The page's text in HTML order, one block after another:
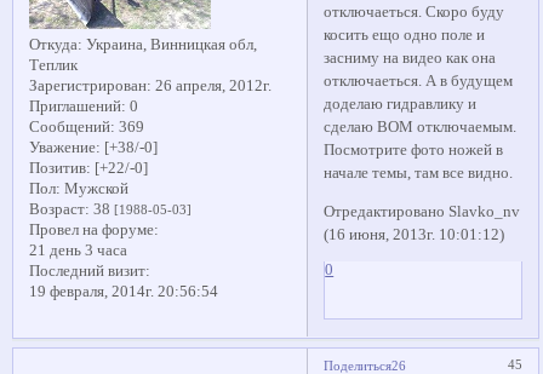
Откуда: Украина, Винницкая обл,
Теплик
Зарегистрирован: 26 апреля, 2012г.
Приглашений: 0
Сообщений: 369
Уважение: [+38/-0]
Позитив: [+22/-0]
Пол: Мужской
Возраст: 38 [1988-05-03]
Провел на форуме:
21 день 3 часа
Последний визит:
19 февраля, 2014г. 20:56:54
отключаеться. Скоро буду
косить ещо одно поле и
засниму на видео как она
отключаеться. А в будущем
доделаю гидравлику и
сделаю ВОМ отключаемым.
Посмотрите фото ножей в
начале темы, там все видно.
Отредактировано Slavko_nv
(16 июня, 2013г. 10:01:12)
0
Поделиться 45
26